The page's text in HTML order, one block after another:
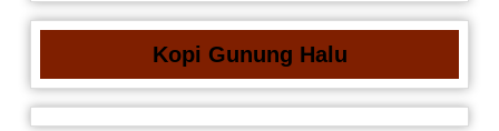
Kopi Gunung Halu